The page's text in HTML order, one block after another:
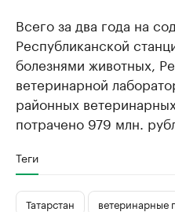
Всего за два года на
Республиканской
болезнями животных,
ветеринарной
районных
потрачено 979 млн.
Теги
Татарстан ветеринарные